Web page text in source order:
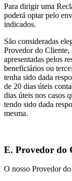
Para dirigir uma
poderá optar pelo
indicados.
São consideradas
Provedor do Cliente,
apresentadas pelos
beneficiários ou
tenha sido dada
de 20 dias úteis
dias úteis nos casos
tendo sido dada
mesma.
E. Provedor do
O nosso Provedor